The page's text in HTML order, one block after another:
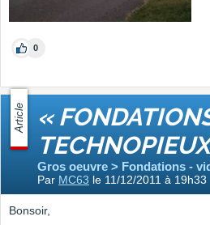
0
Article «
Gros oeuvre > Fondations -
Par MC63 le 11/12/2011 à 19h33
Bonsoir,